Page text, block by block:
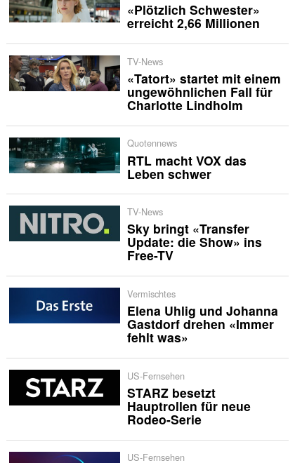
«Plötzlich Schwester»
erreicht 2,66 Millionen
TV-News
«Tatort» startet mit einem
ungewöhnlichen Fall für
Charlotte Lindholm
Quotennews
RTL macht VOX das
Leben schwer
TV-News
Sky bringt «Transfer
Update: die Show» ins
Free-TV
Vermischtes
Elena Uhlig und Johanna
Gastdorf drehen «Immer
fehlt was»
US-Fernsehen
STARZ besetzt
Hauptrollen für neue
Rodeo-Serie
US-Fernsehen